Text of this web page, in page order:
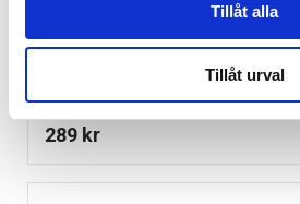
Tillåt alla
Tillåt urval
Mini Dreams Lovely Blanket Vit
289 kr